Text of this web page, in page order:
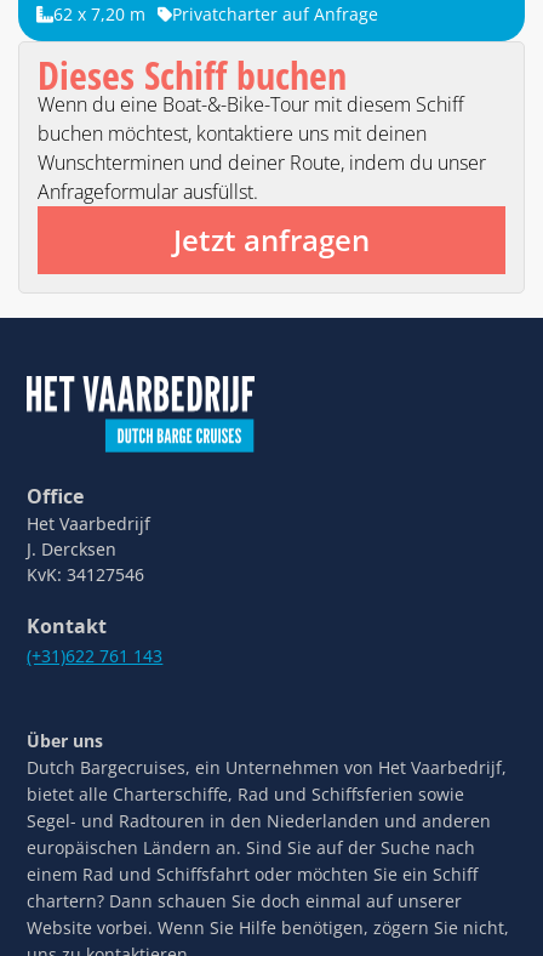
62 x 7,20 m
Privatcharter auf Anfrage
Dieses Schiff buchen
Wenn du eine Boat-&-Bike-Tour mit diesem Schiff
buchen möchtest, kontaktiere uns mit deinen
Wunschterminen und deiner Route, indem du unser
Anfrageformular ausfüllst.
Jetzt anfragen
Office
Het Vaarbedrijf
J. Dercksen
KvK: 34127546
Kontakt
(+31)622 761 143
Über uns
Dutch Bargecruises, ein Unternehmen von Het Vaarbedrijf,
bietet alle Charterschiffe, Rad und Schiffsferien sowie
Segel- und Radtouren in den Niederlanden und anderen
europäischen Ländern an. Sind Sie auf der Suche nach
einem Rad und Schiffsfahrt oder möchten Sie ein Schiff
chartern? Dann schauen Sie doch einmal auf unserer
Website vorbei. Wenn Sie Hilfe benötigen, zögern Sie nicht,